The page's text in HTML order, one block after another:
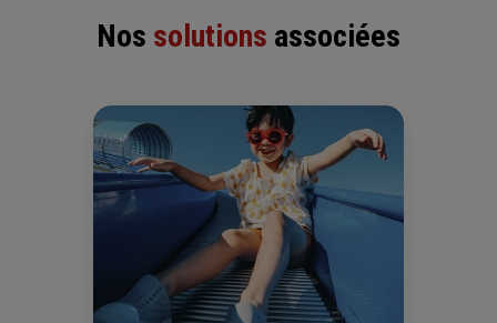
Nos solutions associées